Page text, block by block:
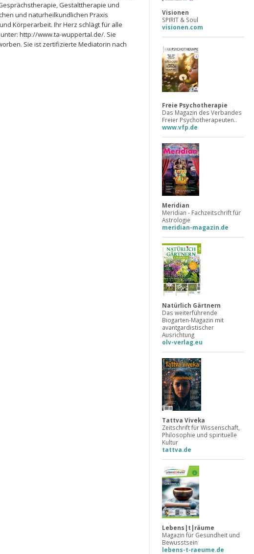
Gestalttherapie und
und naturheilkundlichen Praxis
Körperarbeit. Ihr Herz schlägt für alle
http://www.ta-wuppertal.de/. Sie
Sie ist zertifizierte Mediatorin nach
Visionen
SPIRIT & Soul
visionen.com
Freie Psychotherapie
Das Magazin des Verbandes
Freier Psychotherapeuten..
www.vfp.de
Meridian
Meridian - Fachzeitschrift für
Astrologie
meridian-magazin.de
Natürlich Gärtnern
Das weiterführende
Biogarten-Magazin mit
avantgardistischer
Ausrichtung
olv-verlag.eu
Tattva Viveka
Zeitschrift für Wissenschaft,
Philosophie und spirituelle
Kultur
tattva.de
Lebens|t|räume
Magazin für Gesundheit und
Bewusstsein
lebens-t-raeume.de